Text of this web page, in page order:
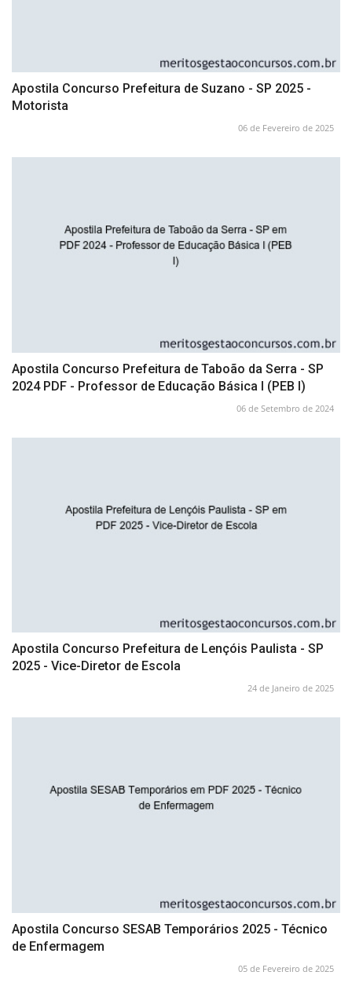
Apostila Concurso Prefeitura de Suzano - SP 2025 -
Motorista
06 de Fevereiro de 2025
Apostila Concurso Prefeitura de Taboão da Serra - SP
2024 PDF - Professor de Educação Básica I (PEB I)
06 de Setembro de 2024
Apostila Concurso Prefeitura de Lençóis Paulista - SP
2025 - Vice-Diretor de Escola
24 de Janeiro de 2025
Apostila Concurso SESAB Temporários 2025 - Técnico
de Enfermagem
05 de Fevereiro de 2025